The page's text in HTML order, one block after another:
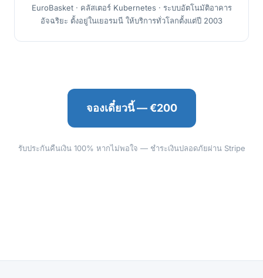
EuroBasket · คลัสเตอร์ Kubernetes · ระบบอัตโนมัติอาคาร
อัจฉริยะ ตั้งอยู่ในเยอรมนี ให้บริการทั่วโลกตั้งแต่ปี 2003
จองเดี๋ยวนี้ — €200
รับประกันคืนเงิน 100% หากไม่พอใจ — ชำระเงินปลอดภัยผ่าน Stripe